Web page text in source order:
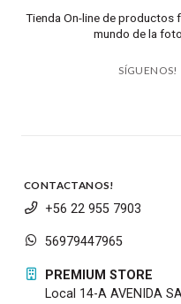
Tienda On-line de productos
mundo de la
SÍGUENOS!
CONTACTANOS!
+56 22 955 7903
56979447965
PREMIUM STORE
Local 14-A AVENIDA